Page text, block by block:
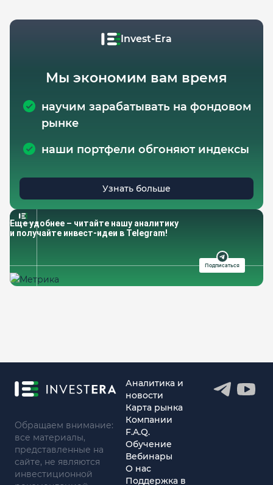
Invest-Era
Мы экономим вам время
научим зарабатывать на фондовом
рынке
наши портфели обгоняют индексы
Узнать больше
Еще удобнее – читайте нашу аналитику
и получайте инвест-идеи в Telegram!
Подписаться
Обращаем внимание:
все материалы,
представленные на
сайте, не являются
инвестиционной
Аналитика и
новости
Карта рынка
Компании
F.A.Q.
Обучение
Вебинары
О нас
Поддержка в